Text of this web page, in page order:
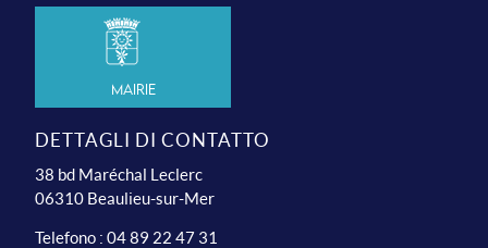
Mairie
DETTAGLI DI CONTATTO
38 bd Maréchal Leclerc
06310 Beaulieu-sur-Mer
Telefono : 04 89 22 47 31